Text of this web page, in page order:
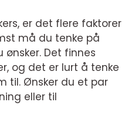
er det flere faktorer
må du tenke på
ønsker. Det finnes
og det er lurt å tenke
til. Ønsker du et par
eller til